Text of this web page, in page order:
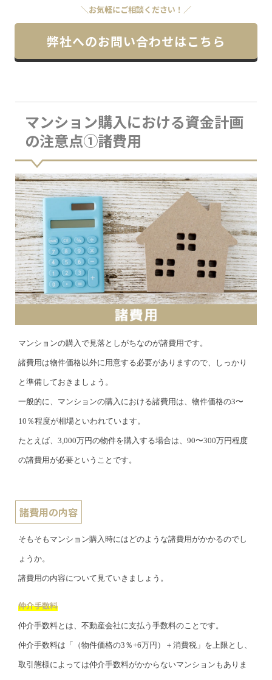
＼お気軽にご相談ください！／
弊社へのお問い合わせはこちら
マンション購入における資金計画
の注意点①諸費用
マンションの購入で見落としがちなのが諸費用です。
諸費用は物件価格以外に用意する必要がありますので、しっかり
と準備しておきましょう。
一般的に、マンションの購入における諸費用は、物件価格の3〜
10％程度が相場といわれています。
たとえば、3,000万円の物件を購入する場合は、90〜300万円程度
の諸費用が必要ということです。
諸費用の内容
そもそもマンション購入時にはどのような諸費用がかかるのでし
ょうか。
諸費用の内容について見ていきましょう。
仲介手数料
仲介手数料とは、不動産会社に支払う手数料のことです。
仲介手数料は「（物件価格の3％+6万円）＋消費税」を上限とし、
取引態様によっては仲介手数料がかからないマンションもありま